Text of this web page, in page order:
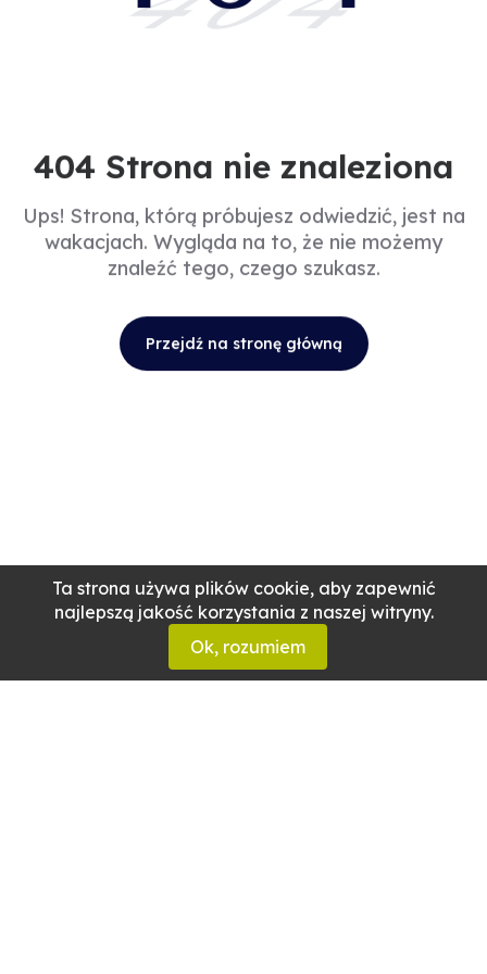
Ta strona używa plików cookie, aby zapewnić
najlepszą jakość korzystania z naszej witryny.
Ok, rozumiem
404 Strona nie znaleziona
Ups! Strona, którą próbujesz odwiedzić, jest na
wakacjach. Wygląda na to, że nie możemy
znaleźć tego, czego szukasz.
Przejdź na stronę główną